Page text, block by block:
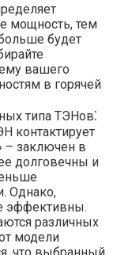
мощность, тем
будет
вашего
в горячей
типа ТЭНов⁚
контактирует
– заключен в
долговечны и
Однако,
эффективны.
различных
модели
что выбранный